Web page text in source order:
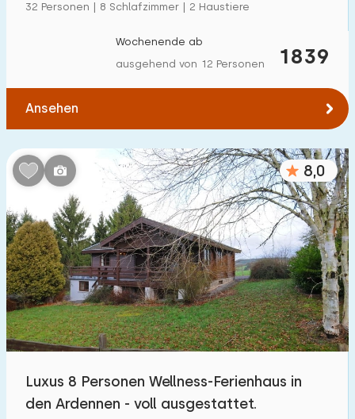
32 Personen | 8 Schlafzimmer | 2 Haustiere
1839
Wochenende ab
ausgehend von 12 Personen
Ansehen
8,0
Luxus 8 Personen Wellness-Ferienhaus in
den Ardennen - voll ausgestattet.